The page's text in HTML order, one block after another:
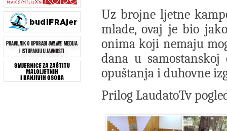
Uz brojne ljetne
mlade, ovaj je bio
onima koji nemaju
dana u
opuštanja i duhovne
Prilog LaudatoTv